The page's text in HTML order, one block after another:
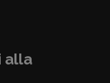
alla